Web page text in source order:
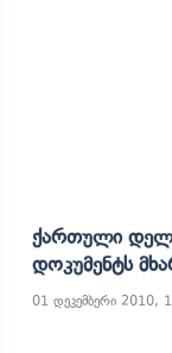
Ქართული
Დოკუმენტს
01 დეკემბერი 2010,